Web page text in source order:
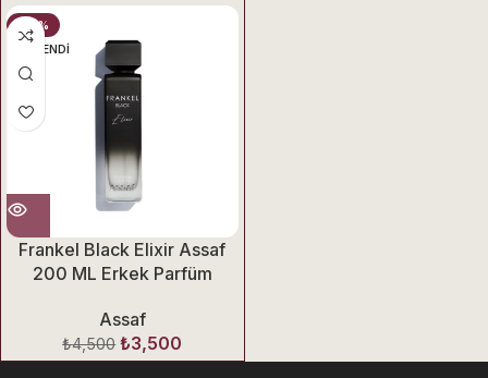
-22%
TÜKENDI
Frankel Black Elixir Assaf
200 ML Erkek Parfüm
Assaf
₺4,500 ₺3,500